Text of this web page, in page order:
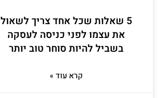
5 שאלות שכל אחד צריך לשאול
את עצמו לפני כניסה לעסקה
בשביל להיות סוחר טוב יותר
קרא עוד »